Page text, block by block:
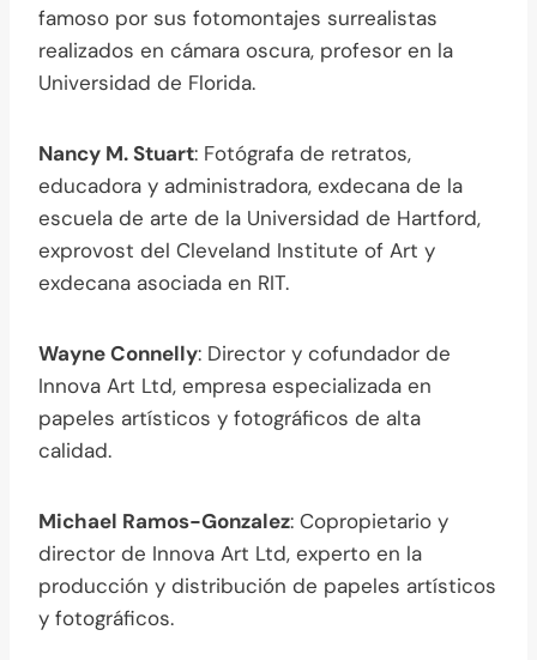
famoso por sus fotomontajes surrealistas
realizados en cámara oscura, profesor en la
Universidad de Florida.
Nancy M. Stuart: Fotógrafa de retratos,
educadora y administradora, exdecana de la
escuela de arte de la Universidad de Hartford,
exprovost del Cleveland Institute of Art y
exdecana asociada en RIT.
Wayne Connelly: Director y cofundador de
Innova Art Ltd, empresa especializada en
papeles artísticos y fotográficos de alta
calidad.
Michael Ramos-Gonzalez: Copropietario y
director de Innova Art Ltd, experto en la
producción y distribución de papeles artísticos
y fotográficos.